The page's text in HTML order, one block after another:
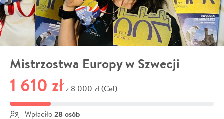
Mistrzostwa Europy w Szwecji
1 610 zł z 8 000 zł (Cel)
Wpłaciło 28 osób